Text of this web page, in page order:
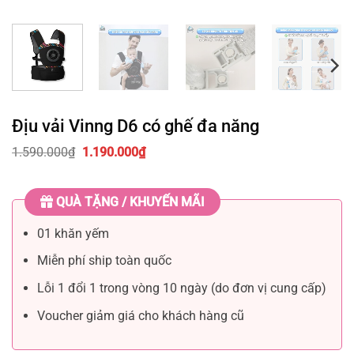
Địu vải Vinng D6 có ghế đa năng
1.590.000₫ Giá
1.590.000₫.
1.190.000₫Giá
hiện
là:
1.190.000₫.
QUÀ TẶNG / KHUYẾN MÃI
01 khăn yếm
Miễn phí ship toàn quốc
Lỗi 1 đổi 1 trong vòng 10 ngày (do đơn vị cung cấp)
Voucher giảm giá cho khách hàng cũ